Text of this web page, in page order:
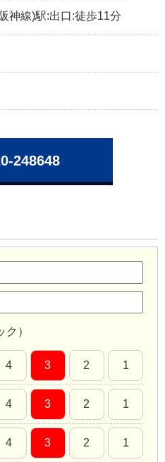
神線)駅:出口:徒歩11分
248648
）
4 3 2 1
4 3 2 1
4 3 2 1